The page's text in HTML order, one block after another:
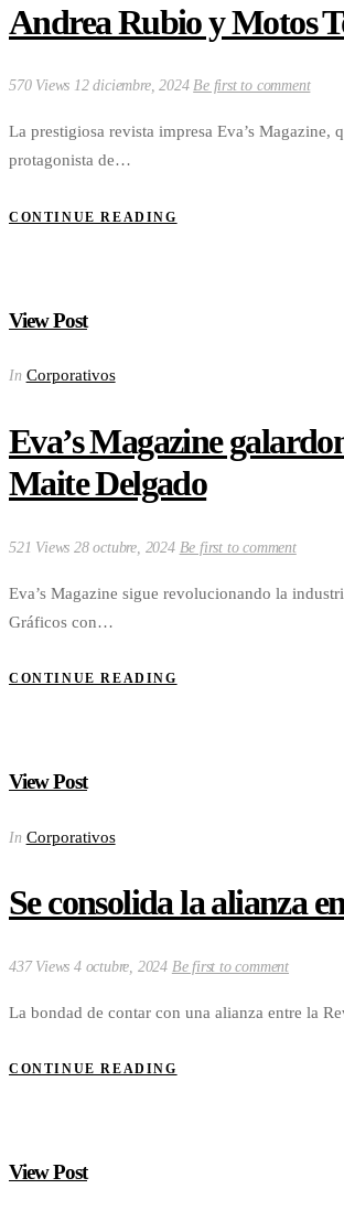
Andrea Rubio y Motos
570 Views 12 diciembre, 2024Be first to comment
La prestigiosa revista impresa Eva’s
protagonista de…
CONTINUE READING
View Post
In Corporativos
Eva’s Magazine
Maite Delgado
521 Views 28 octubre, 2024 Be first to comment
Eva’s Magazine sigue revolucionando la
Gráficos con…
CONTINUE READING
View Post
In Corporativos
Se consolida la alianza
437 Views 4 octubre, 2024 Be first to comment
La bondad de contar con una alianza entre la
CONTINUE READING
View Post